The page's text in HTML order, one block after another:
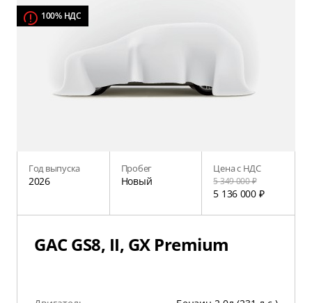
100% НДС
Год выпуска
2026
Пробег
Новый
Цена с НДС
5 349 000 ₽
5 136 000 ₽
GAC GS8, II, GX Premium